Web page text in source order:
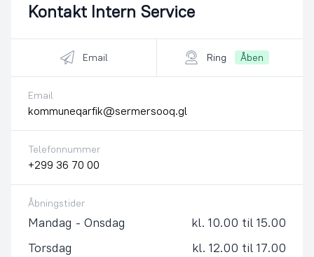
Kontakt Intern Service
Email Ring Åben
Email
kommuneqarfik@sermersooq.gl
Telefonnummer
+299 36 70 00
Åbningstider
Mandag - Onsdag
kl. 10.00 til 15.00
Torsdag
kl. 12.00 til 17.00